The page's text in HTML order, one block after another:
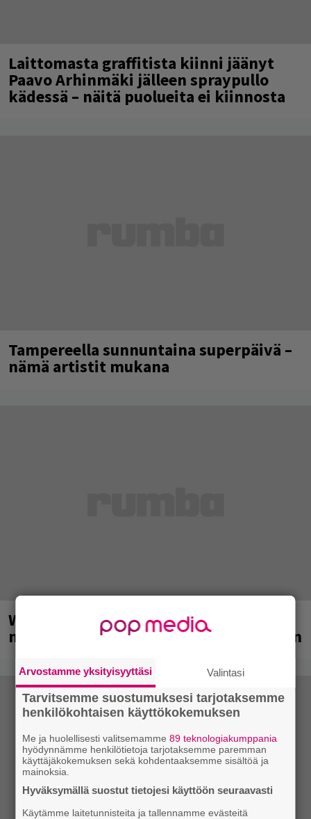
Laittomasta graffitista kiinni jäänyt
Paavo Arhinmäki jälleen spraypullo
kädessä – näitä puolueita ei kiinnosta
Tampereella sunnuntaina superpäivä –
nämä artistit mukana
Weezer palaa Suomeen yli
neljännesvuosisadan odotuksen jälkeen
Arvostamme yksityisyyttäsi Valintasi
Tarvitsemme suostumuksesi tarjotaksemme
henkilökohtaisen käyttökokemuksen
Me ja huolellisesti valitsemamme89 teknologiakumppania
hyödynnämme henkilötietoja tarjotaksemme paremman
käyttäjäkokemuksen sekä kohdentaaksemme sisältöä ja
mainoksia.
Hyväksymällä suostut tietojesi käyttöön seuraavasti
Käytämme laitetunnisteita ja tallennamme evästeitä